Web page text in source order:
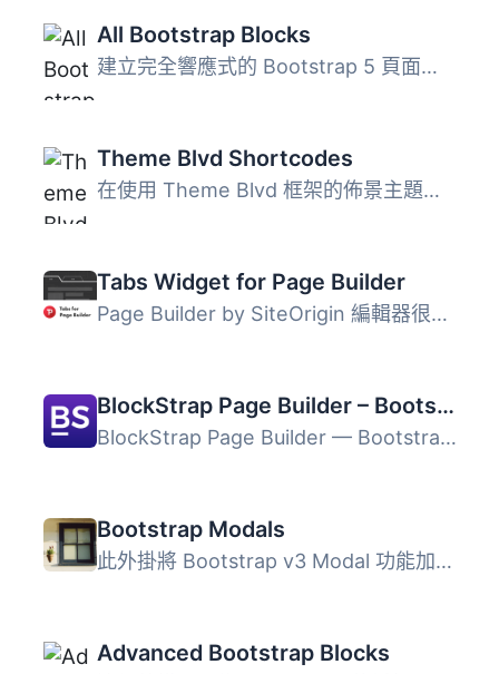
All Bootstrap Blocks
建立完全響應式的 Bootstrap 5 頁面佈局。37 個免費區塊，包...
Theme Blvd Shortcodes
在使用 Theme Blvd 框架的佈景主題中，有許多內部元素及其他...
Tabs Widget for Page Builder
Page Builder by SiteOrigin 編輯器很好用，但缺少一個「標籤...
BlockStrap Page Builder – Bootstrap Blocks
BlockStrap Page Builder — Bootstrap Blocks 是一款強大的 W...
Bootstrap Modals
此外掛將 Bootstrap v3 Modal 功能加入 WordPress。 它僅添加...
Advanced Bootstrap Blocks